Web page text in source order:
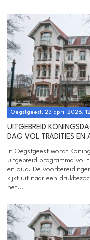
Vorig uur
Inklappen
Oegstgeest, 23 april 2026,
UITGEBREID
DAG VOL TRADITIES EN
In Oegstgeest wordt
uitgebreid programma vol
en oud. De
kijkt uit naar een
het...